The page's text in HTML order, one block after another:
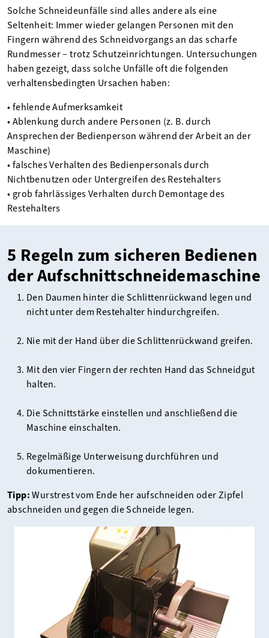
Solche Schneideunfälle sind alles andere als eine
Seltenheit: Immer wieder gelangen Personen mit den
Fingern während des Schneidvorgangs an das scharfe
Rundmesser – trotz Schutzeinrichtungen. Untersuchungen
haben gezeigt, dass solche Unfälle oft die folgenden
verhaltensbedingten Ursachen haben:
• fehlende Aufmerksamkeit
• Ablenkung durch andere Personen (z. B. durch
Ansprechen der Bedienperson während der Arbeit an der
Maschine)
• falsches Verhalten des Bedienpersonals durch
Nichtbenutzen oder Untergreifen des Restehalters
• grob fahrlässiges Verhalten durch Demontage des
Restehalters
5 Regeln zum sicheren Bedienen
der Aufschnittschneidemaschine
Den Daumen hinter die Schlittenrückwand legen und
nicht unter dem Restehalter hindurchgreifen.
Nie mit der Hand über die Schlittenrückwand greifen.
Mit den vier Fingern der rechten Hand das Schneidgut
halten.
Die Schnittstärke einstellen und anschließend die
Maschine einschalten.
Regelmäßige Unterweisung durchführen und
dokumentieren.
Tipp:Wurstrest vom Ende her aufschneiden oder Zipfel
abschneiden und gegen die Schneide legen.